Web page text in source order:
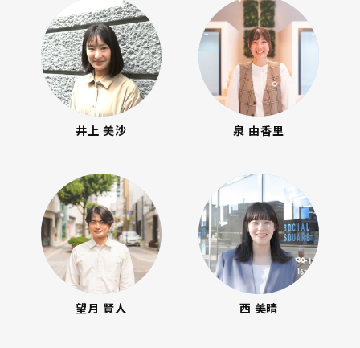
井上 美沙 泉 由香里
望月 賢人 西 美晴